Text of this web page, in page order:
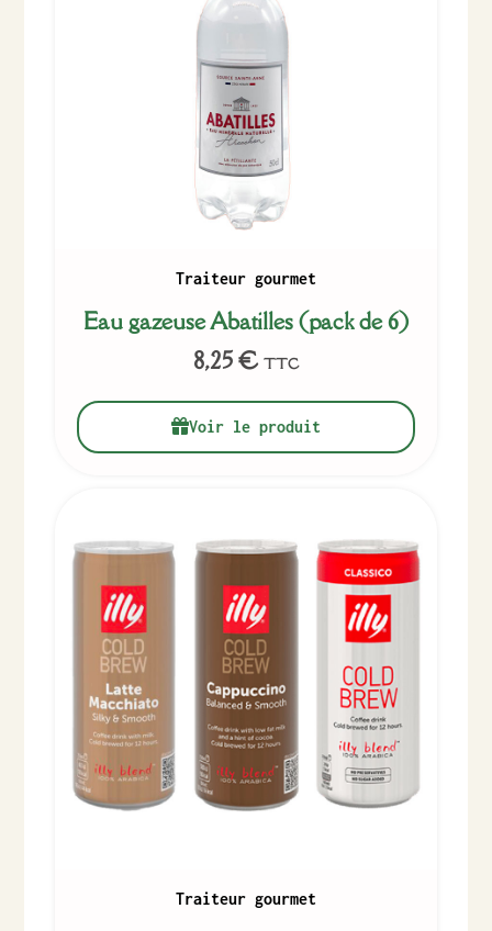
Traiteur gourmet
Eau gazeuse Abatilles (pack de 6)
8,25€ TTC
Voir le produit
Traiteur gourmet